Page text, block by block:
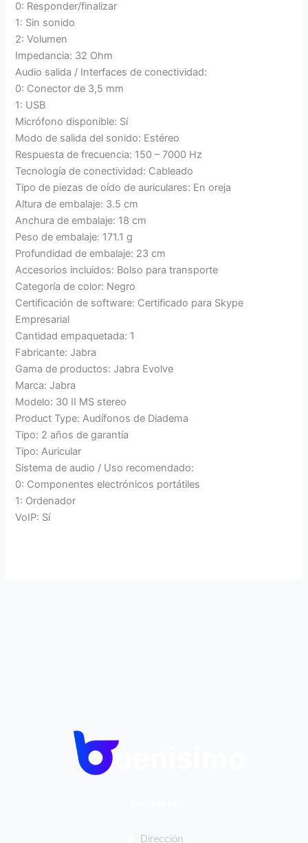
0: Responder/finalizar
1: Sin sonido
2: Volumen
Impedancia: 32 Ohm
Audio salida / Interfaces de conectividad:
0: Conector de 3,5 mm
1: USB
Micrófono disponible: Sí
Modo de salida del sonido: Estéreo
Respuesta de frecuencia: 150 – 7000 Hz
Tecnología de conectividad: Cableado
Tipo de piezas de oído de auriculares: En oreja
Altura de embalaje: 3.5 cm
Anchura de embalaje: 18 cm
Peso de embalaje: 171.1 g
Profundidad de embalaje: 23 cm
Accesorios incluidos: Bolso para transporte
Categoría de color: Negro
Certificación de software: Certificado para Skype
Empresarial
Cantidad empaquetada: 1
Fabricante: Jabra
Gama de productos: Jabra Evolve
Marca: Jabra
Modelo: 30 II MS stereo
Product Type: Audífonos de Diadema
Tipo: 2 años de garantía
Tipo: Auricular
Sistema de audio / Uso recomendado:
0: Componentes electrónicos portátiles
1: Ordenador
VoIP: Sí
Dirección